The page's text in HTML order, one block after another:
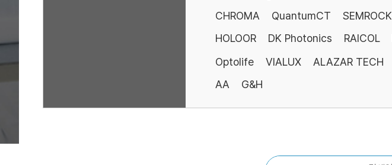
CHROMA
QuantumCT SEMROCK
HOLOOR
DK Photonics RAICOL
Optolife
VIALUX ALAZAR TECH
AA
G&H